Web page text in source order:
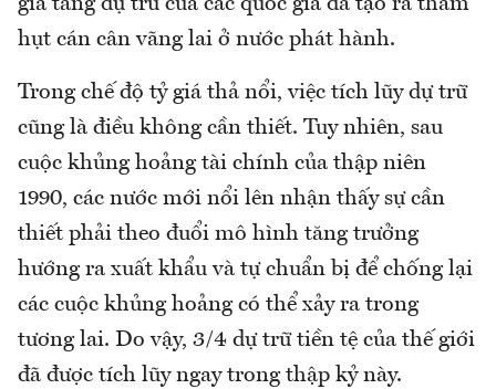
gia tăng dự trữ của các quốc gia đã tạo ra thâm
hụt cán cân vãng lai ở nước phát hành.
Trong chế độ tỷ giá thả nổi, việc tích lũy dự trữ
cũng là điều không cần thiết. Tuy nhiên, sau
cuộc khủng hoảng tài chính của thập niên
1990, các nước mới nổi lên nhận thấy sự cần
thiết phải theo đuổi mô hình tăng trưởng
hướng ra xuất khẩu và tự chuẩn bị để chống lại
các cuộc khủng hoảng có thể xảy ra trong
tương lai. Do vậy, 3/4 dự trữ tiền tệ của thế giới
đã được tích lũy ngay trong thập kỷ này.